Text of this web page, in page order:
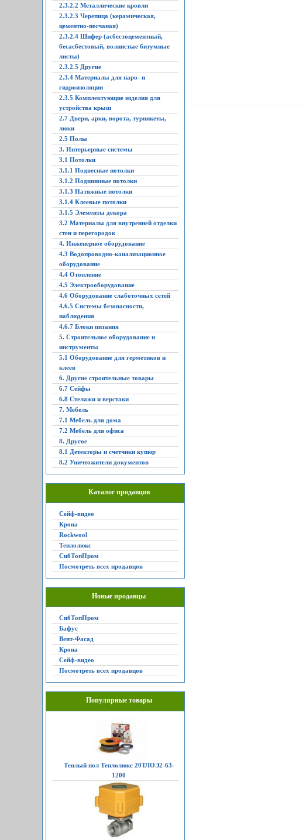
2.3.2.2 Металлические кровли
2.3.2.3 Черепица (керамическая,
цементно-песчаная)
2.3.2.4 Шифер (асбестоцементный,
бесасбестовый, волнистые битумные
листы)
2.3.2.5 Другие
2.3.4 Материалы для паро- и
гидроизоляции
2.3.5 Комплектующие изделия для
устройства крыш
2.7 Двери, арки, ворота, турникеты,
люки
2.5 Полы
3. Интерьерные системы
3.1 Потолки
3.1.1 Подвесные потолки
3.1.2 Подшивные потолки
3.1.3 Натяжные потолки
3.1.4 Клеевые потолки
3.1.5 Элементы декора
3.2 Материалы для внутренней отделки
стен и перегородок
4. Инженерное оборудование
4.3 Водопроводно-канализационное
оборудование
4.4 Отопление
4.5 Электрооборудование
4.6 Оборудование слаботочных сетей
4.6.5 Системы безопасности,
наблюдения
4.6.7 Блоки питания
5. Строительное оборудование и
инструменты
5.1 Оборудование для герметиков и
клеев
6. Другие строительные товары
6.7 Сейфы
6.8 Стелажи и верстаки
7. Мебель
7.1 Мебель для дома
7.2 Мебель для офиса
8. Другое
8.1 Детекторы и счетчики купюр
8.2 Уничтожители документов
Каталог продавцов
Сейф-видео
Крона
Rockwool
Теплолюкс
СибТопПром
Посмотреть всех продавцов
Новые продавцы
СибТопПром
Бафус
Вент-Фасад
Крона
Сейф-видео
Посмотреть всех продавцов
Популярные товары
Теплый пол Теплолюкс 20ТЛОЭ2-63-
1200